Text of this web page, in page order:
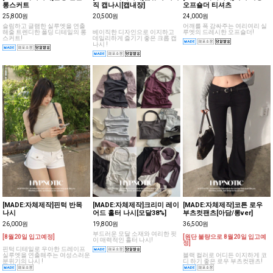
롱스커트
25,800원
슬림하고 글램한 실루엣을 연출
해줄 트렌디한 폴딩 디테일의 롱
스커트!
직 캡나시[캡내장]
20,500원
베이직한 디자인으로 이지하고
데일리하게 즐기기 좋은 크롭 캡
나시 !
오프숄더 티셔츠
24,000원
어깨를 폭 감싸주는 여리여리 실
루엣의 드레시한 오프숄더!
[MADE:자체제작]핀턱 반목
나시
26,000원
[8월20일 입고예정]
핀턱 디테일로 우아한 드레이프
실루엣을 연출해주는 여성스러운
분위기의 나시 !
[MADE:자체제작]크리미 레이
어드 홀터 나시[모달38%]
19,800원
부드러운 모달 소재와 여리한 핏
이 매력적인 홀터 나시!
[MADE:자체제작]코튼 로우
부츠컷팬츠[아담/롱ver]
36,500원
[원단 불량으로 8월20일 입고예
정]
블랙 컬러로 어디든 이지하게 코
디 하기 좋은 로우 부츠컷팬츠!